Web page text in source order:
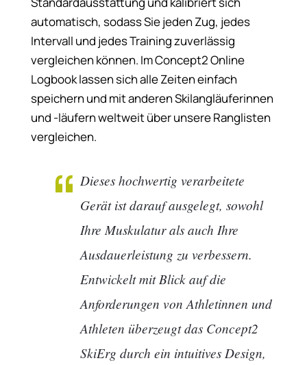
automatisch, sodass Sie jeden Zug, jedes
Intervall und jedes Training zuverlässig
vergleichen können. Im Concept2 Online
Logbook lassen sich alle Zeiten einfach
speichern und mit anderen Skilangläuferinnen
und -läufern weltweit über unsere Ranglisten
vergleichen.
Dieses hochwertig verarbeitete
Gerät ist darauf ausgelegt, sowohl
Ihre Muskulatur als auch Ihre
Ausdauerleistung zu verbessern.
Entwickelt mit Blick auf die
Anforderungen von Athletinnen und
Athleten überzeugt das Concept2
SkiErg durch ein intuitives Design,